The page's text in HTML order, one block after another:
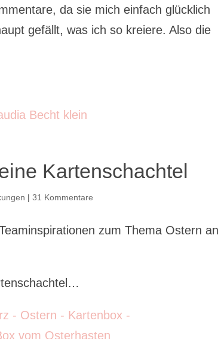
da sie mich einfach glücklich
gefällt, was ich so kreiere. Also die
Kartenschachtel
|31 Kommentare
zum Thema Ostern